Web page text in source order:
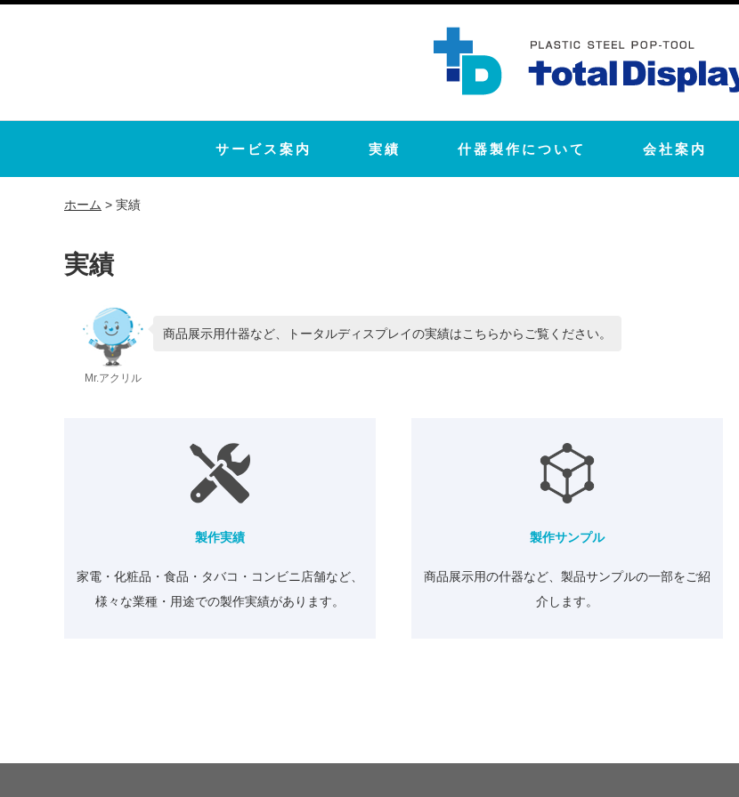
サービス案内 実績 什器製作について 会社案内
ホーム > 実績
実績
Mr.アクリル
商品展示用什器など、トータルディスプレイの実績はこちらからご覧ください。
製作実績
家電・化粧品・食品・タバコ・コンビニ店舗など、
様々な業種・用途での製作実績があります。
製作サンプル
商品展示用の什器など、製品サンプルの一部をご紹
介します。